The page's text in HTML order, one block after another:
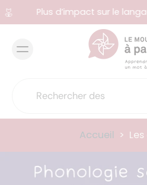
Plus d’impact sur le
Accueil >